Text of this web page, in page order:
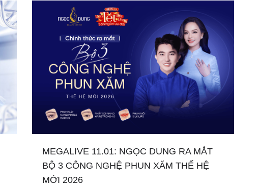
MEGALIVE 11.01: NGỌC DUNG RA MẮT
BỘ 3 CÔNG NGHỆ PHUN XĂM THẾ HỆ
MỚI 2026